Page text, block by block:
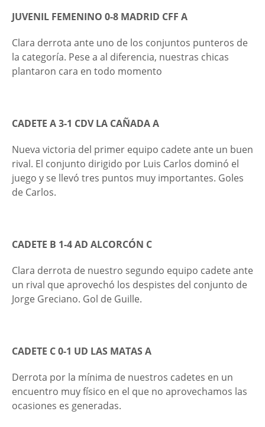
JUVENIL FEMENINO 0-8 MADRID CFF A
Clara derrota ante uno de los conjuntos punteros de
la categoría. Pese a al diferencia, nuestras chicas
plantaron cara en todo momento
CADETE A 3-1 CDV LA CAÑADA A
Nueva victoria del primer equipo cadete ante un buen
rival. El conjunto dirigido por Luis Carlos dominó el
juego y se llevó tres puntos muy importantes. Goles
de Carlos.
CADETE B 1-4 AD ALCORCÓN C
Clara derrota de nuestro segundo equipo cadete ante
un rival que aprovechó los despistes del conjunto de
Jorge Greciano. Gol de Guille.
CADETE C 0-1 UD LAS MATAS A
Derrota por la mínima de nuestros cadetes en un
encuentro muy físico en el que no aprovechamos las
ocasiones es generadas.